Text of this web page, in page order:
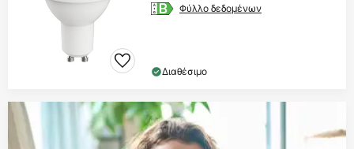
Φύλλο δεδομένων
Διαθέσιμο